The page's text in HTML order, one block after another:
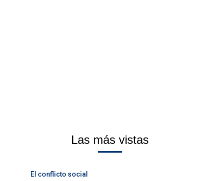
Las más vistas
El conflicto social